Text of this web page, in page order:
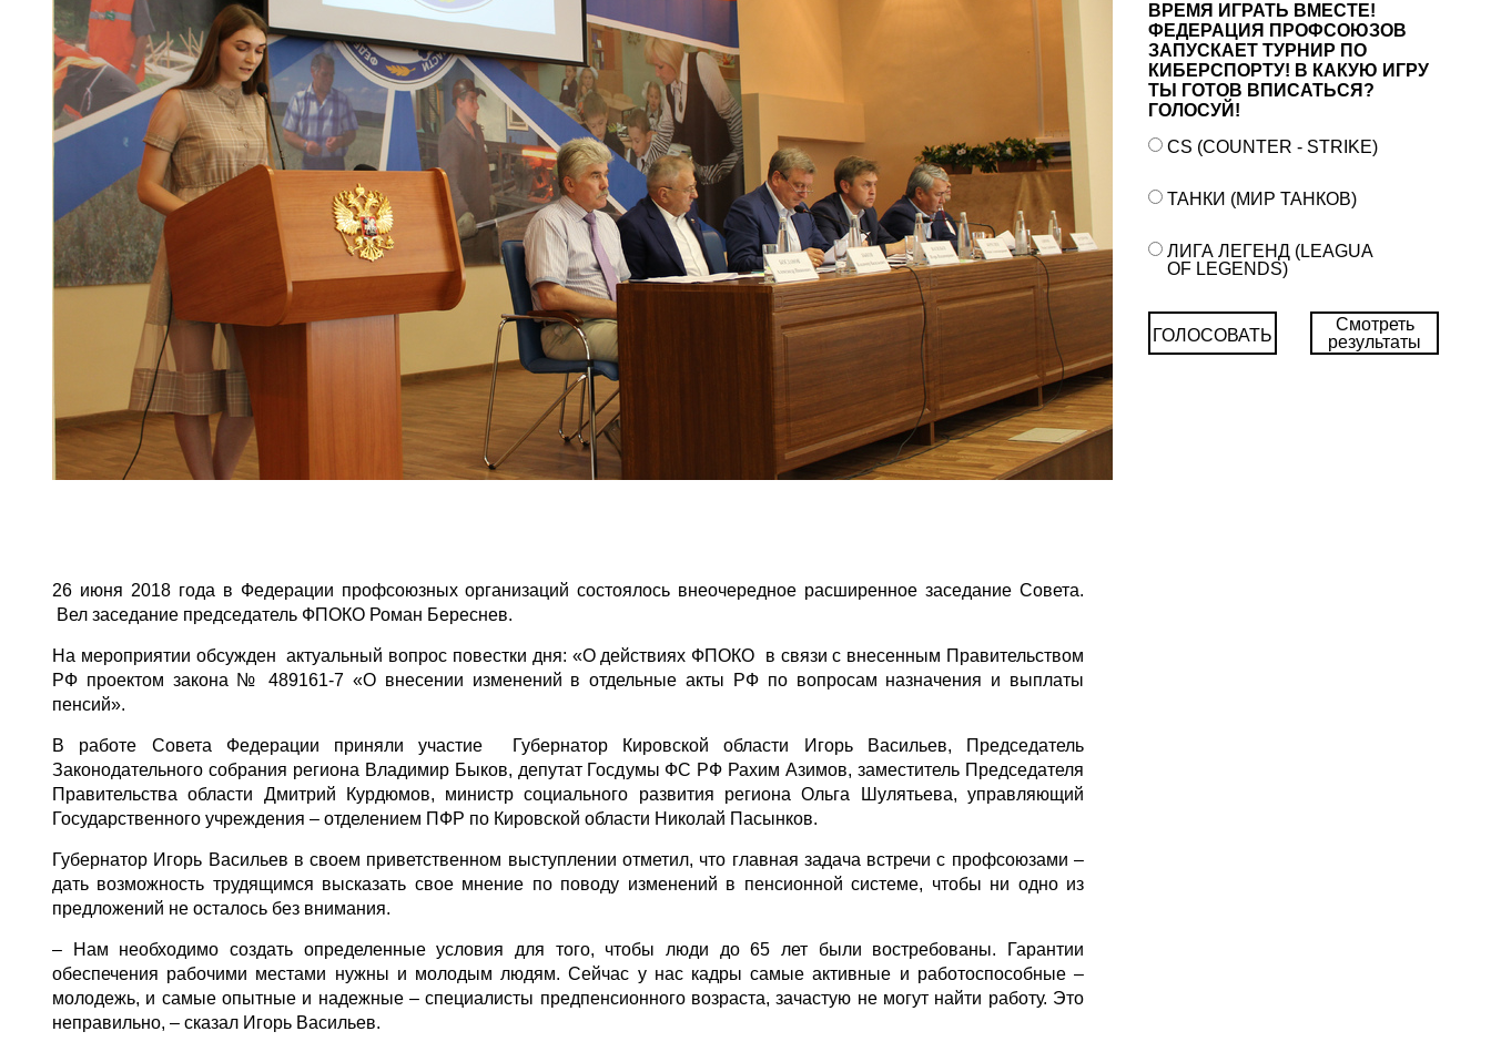
26 июня 2018 года в Федерации профсоюзных организаций состоялось внеочередное расширенное заседание Совета.
Вел заседание председатель ФПОКО Роман Береснев.
На мероприятии обсужден актуальный вопрос повестки дня: «О действиях ФПОКО в связи с внесенным Правительством
РФ проектом закона № 489161-7 «О внесении изменений в отдельные акты РФ по вопросам назначения и выплаты
пенсий».
В работе Совета Федерации приняли участие Губернатор Кировской области Игорь Васильев, Председатель
Законодательного собрания региона Владимир Быков, депутат Госдумы ФС РФ Рахим Азимов, заместитель Председателя
Правительства области Дмитрий Курдюмов, министр социального развития региона Ольга Шулятьева, управляющий
Государственного учреждения – отделением ПФР по Кировской области Николай Пасынков.
Губернатор Игорь Васильев в своем приветственном выступлении отметил, что главная задача встречи с профсоюзами –
дать возможность трудящимся высказать свое мнение по поводу изменений в пенсионной системе, чтобы ни одно из
предложений не осталось без внимания.
– Нам необходимо создать определенные условия для того, чтобы люди до 65 лет были востребованы. Гарантии
обеспечения рабочими местами нужны и молодым людям. Сейчас у нас кадры самые активные и работоспособные –
молодежь, и самые опытные и надежные – специалисты предпенсионного возраста, зачастую не могут найти работу. Это
неправильно, – сказал Игорь Васильев.
ВРЕМЯ ИГРАТЬ ВМЕСТЕ!
ФЕДЕРАЦИЯ ПРОФСОЮЗОВ
ЗАПУСКАЕТ ТУРНИР ПО
КИБЕРСПОРТУ! В КАКУЮ ИГРУ
ТЫ ГОТОВ ВПИСАТЬСЯ?
ГОЛОСУЙ!
CS (COUNTER - STRIKE)
ТАНКИ (МИР ТАНКОВ)
ЛИГА ЛЕГЕНД (LEAGUA
OF LEGENDS)
ГОЛОСОВАТЬ
Смотреть
результаты